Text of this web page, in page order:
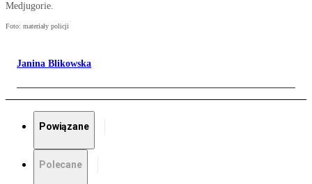
Medjugorie.
Foto: materiały policji
Janina Blikowska
Powiązane
Polecane